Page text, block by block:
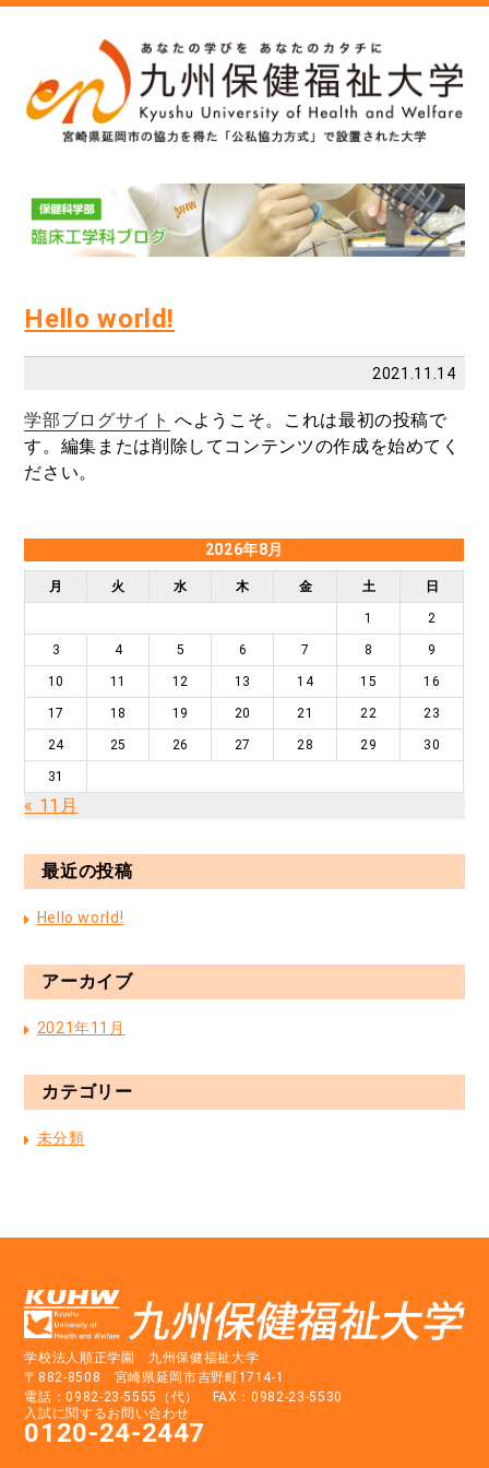
Hello world!
2021.11.14
学部ブログサイト へようこそ。これは最初の投稿で
す。編集または削除してコンテンツの作成を始めてく
ださい。
2026年8月
月 火 水 木 金 土 日
1 2
3 4 5 6 7 8 9
10 11 12 13 14 15 16
17 18 19 20 21 22 23
24 25 26 27 28 29 30
31
« 11月
最近の投稿
Hello world!
アーカイブ
2021年11月
カテゴリー
未分類
学校法人順正学園 九州保健福祉大学
〒882-8508 宮崎県延岡市吉野町1714-1
電話：0982-23-5555（代） FAX：0982-23-5530
入試に関するお問い合わせ
0120-24-2447